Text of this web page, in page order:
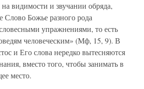
на видимости и звучании обряда,
Слово Божье разного рода
упражнениями, то есть
человеческим» (Мф, 15, 9). В
и Его слова нередко вытесняются
вместо того, чтобы занимать в
место.